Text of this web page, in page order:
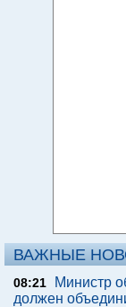
ВАЖНЫЕ
08:21
Министр
должен